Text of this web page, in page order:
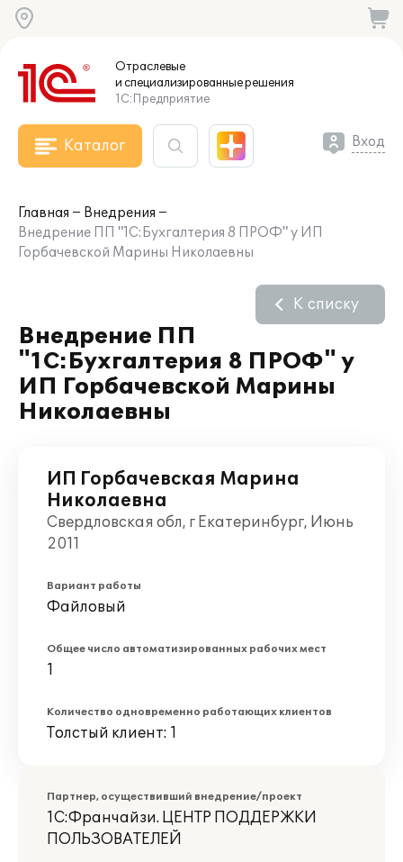
Отраслевые
и специализированныерешения
1С:Предприятие
Каталог Вход
Главная
Внедрения
Внедрение ПП "1С:Бухгалтерия 8 ПРОФ" у ИП
Горбачевской Марины Николаевны
Внедрение ПП
"1С:Бухгалтерия 8 ПРОФ" у
ИП Горбачевской Марины
Николаевны
К списку
ИП Горбачевская Марина
Николаевна
Свердловская обл, г Екатеринбург, Июнь
2011
Вариант работы
Файловый
Общее число автоматизированных рабочих мест
1
Количество одновременно работающих клиентов
Толстый клиент: 1
Партнер, осуществивший внедрение/проект
1С:Франчайзи. ЦЕНТР ПОДДЕРЖКИ
ПОЛЬЗОВАТЕЛЕЙ